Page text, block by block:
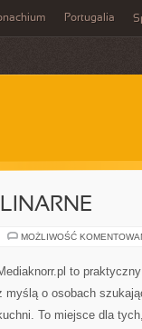
Portugalia
MOŻLIWOŚĆ
to
myślą o osobach
To miejsce dla